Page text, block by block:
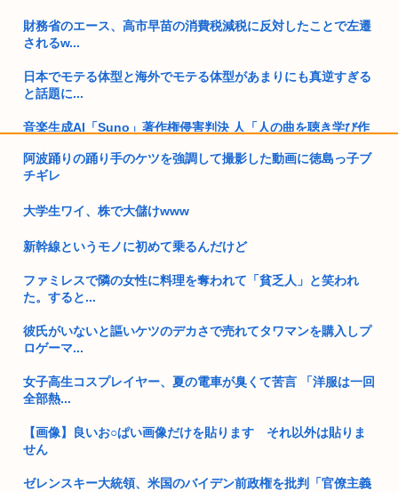
財務省のエース、高市早苗の消費税減税に反対したことで左遷
されるw...
日本でモテる体型と海外でモテる体型があまりにも真逆すぎる
と話題に...
音楽生成AI「Suno」著作権侵害判決 人「人の曲を聴き学び作
物流業界で「パワードスーツ」導入加速 韓国
100万すら貯金が無い奴が半数もいるとか貧困国過ぎないか？
んの？
果マ...
進次郎「辺野古の事故ガー!」 記者「米兵がレ●プしました
高市政権の消費税減税に反対している9人の自民党議員が全て
阿波踊りの踊り手のケツを強調して撮影した動画に徳島っ子ブ
チギレ
大学生ワイ、株で大儲けwww
新幹線というモノに初めて乗るんだけど
ファミレスで隣の女性に料理を奪われて「貧乏人」と笑われ
た。すると...
彼氏がいないと謳いケツのデカさで売れてタワマンを購入しプ
ロゲーマ...
女子高生コスプレイヤー、夏の電車が臭くて苦言 「洋服は一回
全部熱...
【画像】良いお○ぱい画像だけを貼ります それ以外は貼りま
せん
ゼレンスキー大統領、米国のバイデン前政権を批判「官僚主義